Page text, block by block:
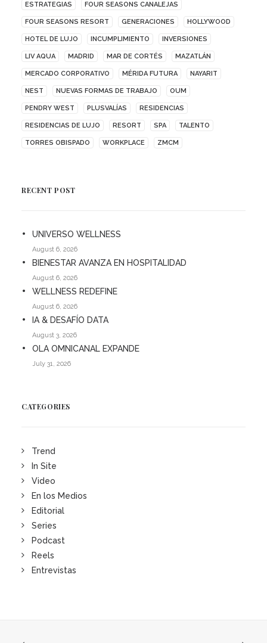
ESTRATEGIAS FOUR SEASONS CANALEJAS
FOUR SEASONS RESORT GENERACIONES HOLLYWOOD
HOTEL DE LUJO INCUMPLIMIENTO INVERSIONES
LIV AQUA MADRID MAR DE CORTÉS MAZATLÁN
MERCADO CORPORATIVO MÉRIDA FUTURA NAYARIT
NEST NUEVAS FORMAS DE TRABAJO OUM
PENDRY WEST PLUSVALÍAS RESIDENCIAS
RESIDENCIAS DE LUJO RESORT SPA TALENTO
TORRES OBISPADO WORKPLACE ZMCM
RECENT POST
UNIVERSO WELLNESS
August 6, 2026
BIENESTAR AVANZA EN HOSPITALIDAD
August 6, 2026
WELLNESS REDEFINE
August 6, 2026
IA & DESAFÍO DATA
August 3, 2026
OLA OMNICANAL EXPANDE
July 31, 2026
CATEGORIES
Trend
In Site
Video
En los Medios
Editorial
Series
Podcast
Reels
Entrevistas